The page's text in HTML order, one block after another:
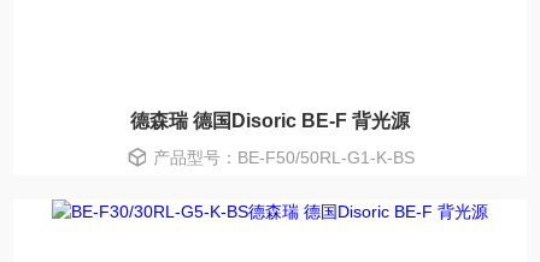
德森瑞 德国Disoric BE-F 背光源
产品型号：BE-F50/50RL-G1-K-BS